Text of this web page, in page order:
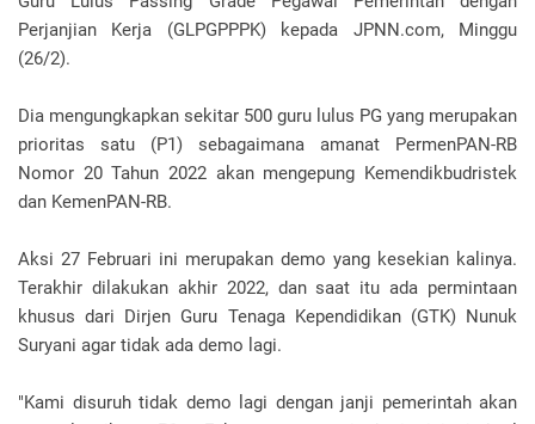
Perjanjian Kerja (GLPGPPPK) kepada JPNN.com, Minggu
(26/2).
Dia mengungkapkan sekitar 500 guru lulus PG yang merupakan
prioritas satu (P1) sebagaimana amanat PermenPAN-RB
Nomor 20 Tahun 2022 akan mengepung Kemendikbudristek
dan KemenPAN-RB.
Aksi 27 Februari ini merupakan demo yang kesekian kalinya.
Terakhir dilakukan akhir 2022, dan saat itu ada permintaan
khusus dari Dirjen Guru Tenaga Kependidikan (GTK) Nunuk
Suryani agar tidak ada demo lagi.
"Kami disuruh tidak demo lagi dengan janji pemerintah akan